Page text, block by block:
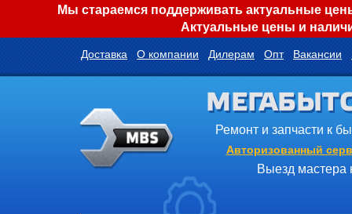
Мы стараемся поддерживать актуальные
Актуальные цены и
Доставка О компании Дилерам Опт Вакансии
Ремонт и запчасти к
Авторизованный
Выезд мастера